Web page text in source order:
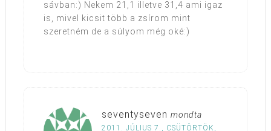
sávban:) Nekem 21,1 illetve 31,4 ami igaz
is, mivel kicsit több a zsírom mint
szeretném de a súlyom még oké:)
seventyseven mondta
2011. JÚLIUS 7., CSÜTÖRTÖK,